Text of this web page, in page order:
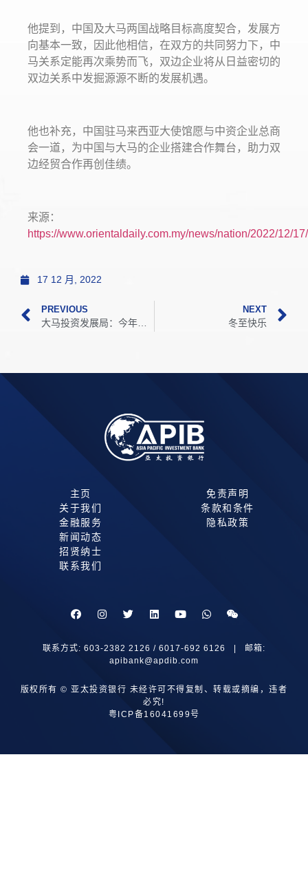
他提到，中国及大马两国战略目标高度契合，发展方
向基本一致，因此他相信，在双方的共同努力下，中
马关系定能再次乘势而飞，双边企业将从日益密切的
双边关系中发掘源源不断的发展机遇。
他也补充，中国驻马来西亚大使馆愿与中资企业总商
会一道，为中国与大马的企业搭建合作舞台，助力双
边经贸合作再创佳绩。
来源：
https://www.orientaldaily.com.my/news/nation/2022/12/
17 12 月, 2022
PREVIOUS NEXT
冬至快乐
主页
关于我们
金融服务
新闻动态
招贤纳士
联系我们
免责声明
条款和条件
隐私政策
联系方式: 603-2382 2126 / 6017-692 6126 | 邮箱:
apibank@apdib.com
版权所有 © 亚太投资银行 未经许可不得复制、转载或摘编，违者
必究!
粤ICP备16041699号